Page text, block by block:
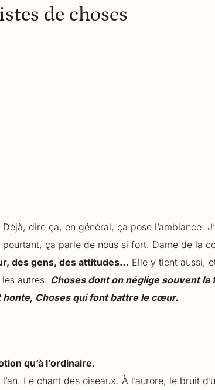
de choses
dire ça, en général, ça pose l’ambiance.
ça parle de nous si fort. Dame de la
des gens, des attitudes… Elle y tient aussi,
autres. Choses dont on néglige souvent la
honte, Choses qui font battre le cœur.
qu’à l’ordinaire.
Le chant des oiseaux. À l’aurore, le bruit